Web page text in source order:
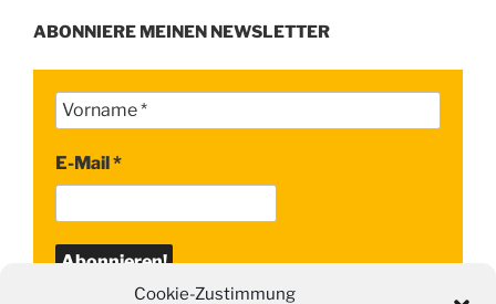
Cookie-Zustimmung
ABONNIERE MEINEN NEWSLETTER
E-Mail*